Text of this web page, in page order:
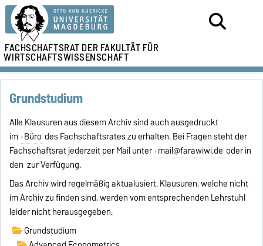
FACHSCHAFTSRAT DERFAKULTÄT FÜR
WIRTSCHAFTSWISSENSCHAFT
Grundstudium
Alle Klausuren aus diesem Archiv sind auch ausgedruckt
im Büro des Fachschaftsrates zu erhalten. Bei Fragen steht der
Fachschaftsrat jederzeit per Mail unter mail@farawiwi.de oder in
den zur Verfügung.
Das Archiv wird regelmäßig aktualusiert. Klausuren, welche nicht
im Archiv zu finden sind, werden vom entsprechenden Lehrstuhl
leider nicht herausgegeben.
Grundstudium